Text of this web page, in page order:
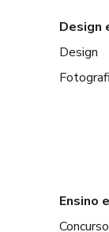
Design
Design
Ensino
Concurso